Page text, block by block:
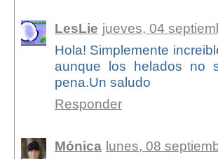
LesLie jueves, 04
Hola! Simplemente
aunque los helados no
pena.Un saludo
Responder
Mónica lunes, 08